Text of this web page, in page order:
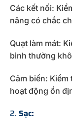
Các kết nối:
nâng có chắc
Quạt làm mát:
bình thường
Cảm biến:
hoạt động ổn
2. Sạc: